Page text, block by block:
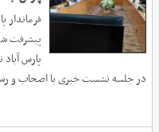
پیشرفت
پارس
در جلسه نشست خبری با اصحاب و